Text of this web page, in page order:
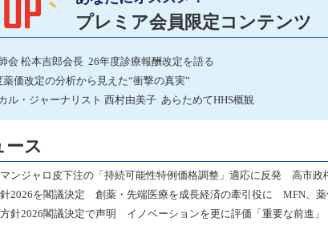
プレミア会員限定コンテンツ
会 松本吉郎会長 26年度診療報酬改定を語る
薬価改定の分析から見えた“衝撃の真実”
ル・ジャーナリスト 西村由美子 あらためてHHS概観
ース
ンジャロ皮下注の「持続可能性特例価格調整」適応に反発 高市政
2026を閣議決定 創薬・先端医療を成長経済の牽引役に MFN、薬
針2026閣議決定で声明 イノベーションを更に評価「重要な前進」